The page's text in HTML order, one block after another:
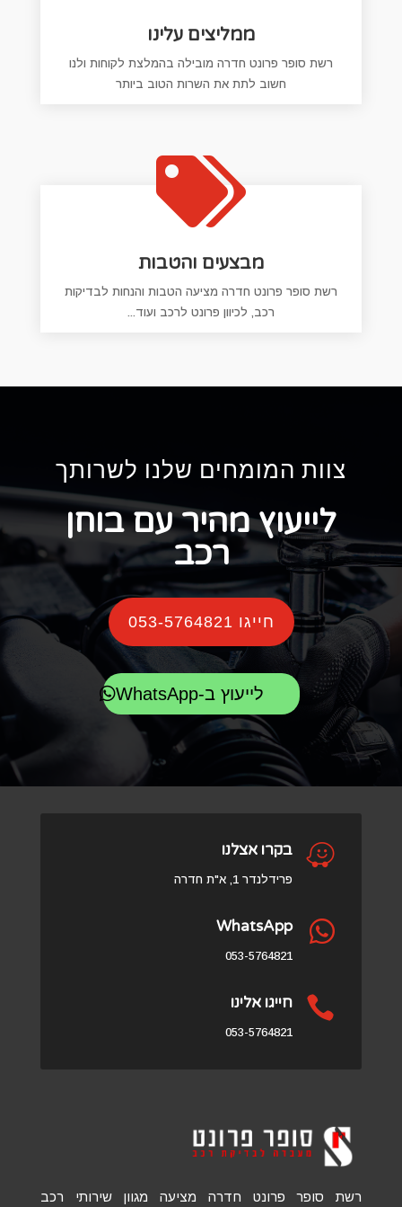
ממליצים עלינו
רשת סופר פרונט חדרה מובילה בהמלצת לקוחות ולנו
חשוב לתת את השרות הטוב ביותר

מבצעים והטבות
רשת סופר פרונט חדרה מציעה הטבות והנחות לבדיקות
רכב, לכיוון פרונט לרכב ועוד...
צוות המומחים שלנו לשרותך
לייעוץ מהיר עם בוחן
רכב
חייגו 053-5764821
לייעוץ ב-WhatsApp
 בקרו אצלנו
פרידלנדר 1, א"ת חדרה

WhatsApp
053-5764821
 חייגו אלינו
053-5764821
רשת סופר פרונט חדרה מציעה מגוון שירותי רכב